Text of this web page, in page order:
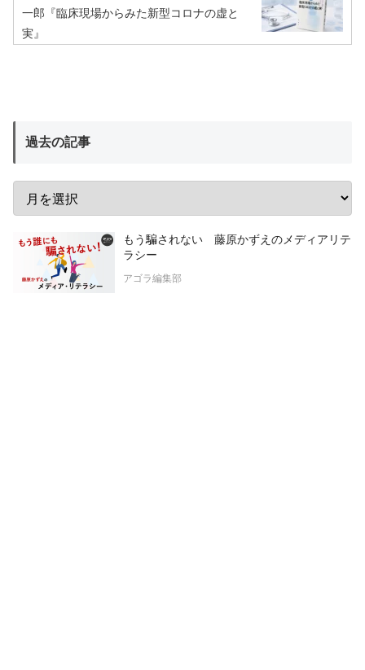
一郎『臨床現場からみた新型コロナの虚と
実』
過去の記事
もう騙されない 藤原かずえのメディアリテ
ラシー
アゴラ編集部